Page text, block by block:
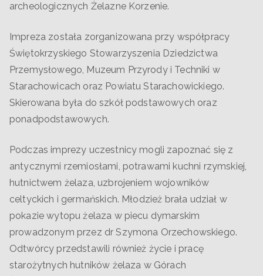
archeologicznych Żelazne Korzenie.
Impreza została zorganizowana przy współpracy
Świętokrzyskiego Stowarzyszenia Dziedzictwa
Przemysłowego, Muzeum Przyrody i Techniki w
Starachowicach oraz Powiatu Starachowickiego.
Skierowana była do szkół podstawowych oraz
ponadpodstawowych.
Podczas imprezy uczestnicy mogli zapoznać się z
antycznymi rzemiosłami, potrawami kuchni rzymskiej,
hutnictwem żelaza, uzbrojeniem wojowników
celtyckich i germańskich. Młodzież brała udział w
pokazie wytopu żelaza w piecu dymarskim
prowadzonym przez dr Szymona Orzechowskiego.
Odtwórcy przedstawili również życie i pracę
starożytnych hutników żelaza w Górach